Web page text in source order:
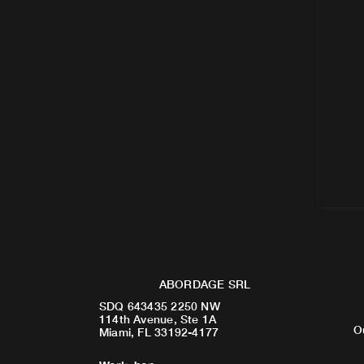
ABORDAGE SRL
SDQ 643435 2250 NW
114th Avenue, Ste 1A
Miami, FL 33192-4177